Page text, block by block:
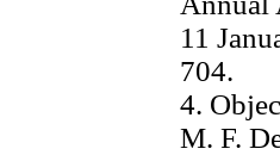
11
704.
4.
M. F.